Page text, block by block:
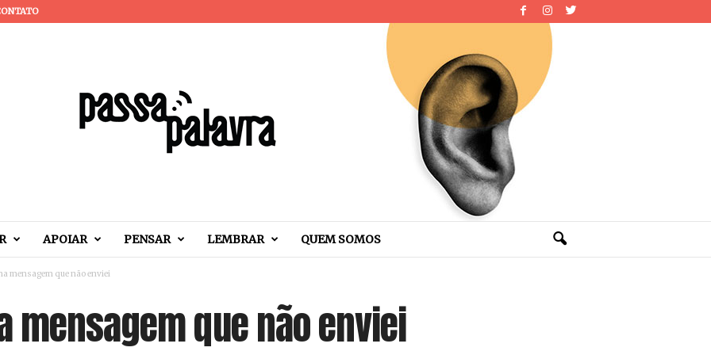
APOIAR PENSAR LEMBRAR QUEM SOMOS
mensagem que não enviei
mensagem que não enviei